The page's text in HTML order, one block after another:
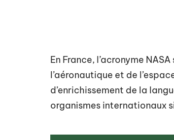
En France, l’acronyme
l’aéronautique et de
d’enrichissement de la
organismes internationaux